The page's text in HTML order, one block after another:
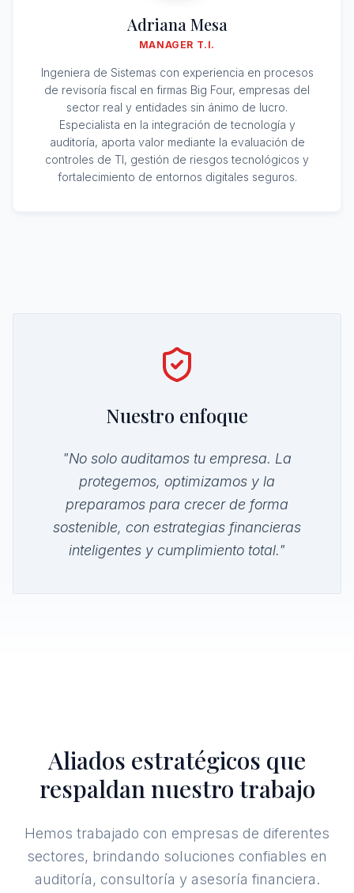
Adriana Mesa
MANAGER T.I.
Ingeniera de Sistemas con experiencia en procesos
de revisoría fiscal en firmas Big Four, empresas del
sector real y entidades sin ánimo de lucro.
Especialista en la integración de tecnología y
auditoría, aporta valor mediante la evaluación de
controles de TI, gestión de riesgos tecnológicos y
fortalecimiento de entornos digitales seguros.
Nuestro enfoque
"No solo auditamos tu empresa. La
protegemos, optimizamos y la
preparamos para crecer de forma
sostenible, con estrategias financieras
inteligentes y cumplimiento total."
Aliados estratégicos que
respaldan nuestro trabajo
Hemos trabajado con empresas de diferentes
sectores, brindando soluciones confiables en
auditoría, consultoría y asesoría financiera.